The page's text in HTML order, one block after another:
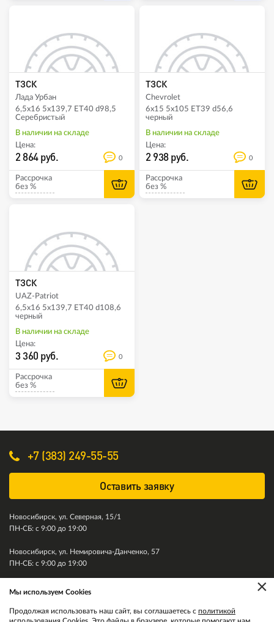
ТЗСК
Лада Урбан
6,5x16 5x139,7 ET40 d98,5
Серебристый
В наличии на складе
Цена:
2 864 руб. 0
Рассрочка
без %
ТЗСК
Chevrolet
6x15 5x105 ET39 d56,6
черный
В наличии на складе
Цена:
2 938 руб. 0
Рассрочка
без %
ТЗСК
UAZ-Patriot
6,5x16 5x139,7 ET40 d108,6
черный
В наличии на складе
Цена:
3 360 руб. 0
Рассрочка
без %
+7 (383) 249-55-55
Оставить заявку
Новосибирск, ул. Северная, 15/1
ПН-СБ: с 9:00 до 19:00
Новосибирск, ул. Немировича-Данченко, 57
ПН-СБ: с 9:00 до 19:00
×
Мы используем Cookies
Продолжая использовать наш сайт, вы соглашаетесь с политикой